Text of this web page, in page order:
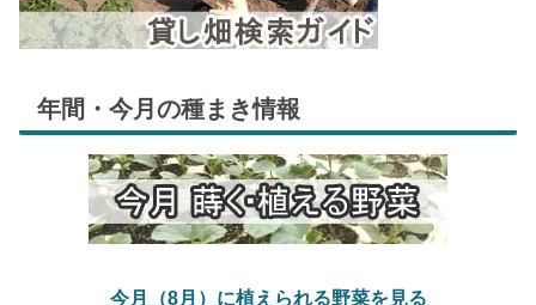
年間・今月の種まき情報
今月（8月）に植えられる野菜を見る